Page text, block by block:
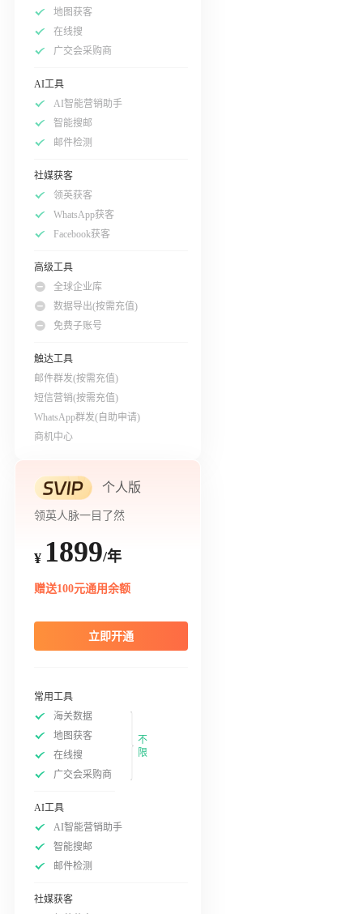
地图获客
在线搜
广交会采购商
AI工具
AI智能营销助手
智能搜邮
邮件检测
社媒获客
领英获客
WhatsApp获客
Facebook获客
高级工具
全球企业库
数据导出(按需充值)
免费子账号
触达工具
邮件群发(按需充值)
短信营销(按需充值)
WhatsApp群发(自助申请)
商机中心
个人版
领英人脉一目了然
¥ 1899/年
赠送100元通用余额
立即开通
常用工具
海关数据
地图获客
在线搜
广交会采购商
不
限
AI工具
AI智能营销助手
智能搜邮
邮件检测
社媒获客